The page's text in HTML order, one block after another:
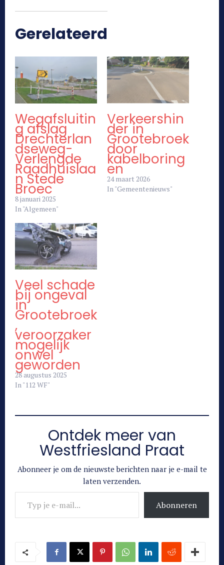
Gerelateerd
Wegafsluitin
g afslag
Drechterlan
dseweg-
Verlengde
Raadhuislaa
n Stede
Broec
8 januari 2025
In "Algemeen"
Verkeershin
der in
Grootebroek
door
kabelboring
en
24 maart 2026
In "Gemeentenieuws"
Veel schade
bij ongeval
in
Grootebroek
,
veroorzaker
mogelijk
onwel
geworden
28 augustus 2025
In "112 WF"
Ontdek meer van
Westfriesland Praat
Abonneer je om de nieuwste berichten naar je e-mail te
laten verzenden.
Typ je e-mail...
Abonneren